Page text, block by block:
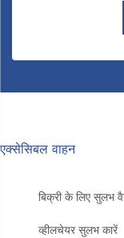
एक्सेसिबल वाहन
बिक्री के लिए सुलभ
व्हीलचेयर सुलभ कारें